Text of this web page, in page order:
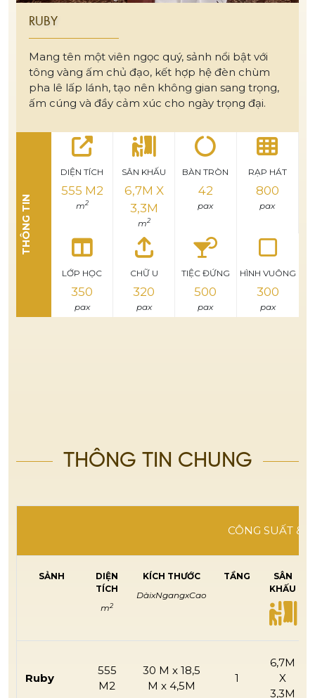
Mang tên một viên ngọc quý, sảnh nổi bật với
tông vàng ấm chủ đạo, kết hợp hệ đèn chùm
pha lê lấp lánh, tạo nên không gian sang trọng,
ấm cúng và đầy cảm xúc cho ngày trọng đại.
THÔNG TIN
DIỆN TÍCH
555 M2
m
SÂN KHẤU
6,7M X
3,3M
m2
BÀN TRÒN
42
pax
RẠP HÁT
pax
LỚP HỌC
pax
CHỮ U
320
pax
TIỆC ĐỨNG
500
pax
HÌNH VUÔNG
pax
m2
3,3M